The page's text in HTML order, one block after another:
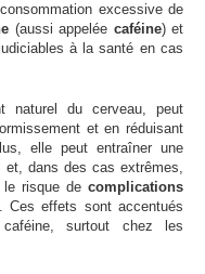
excessive de
(aussi appelée caféine) et
à la santé en cas
naturel du cerveau, peut
et en réduisant
elle peut entraîner une
et, dans des cas extrêmes,
le risque de complications
Ces effets sont accentués
surtout chez les